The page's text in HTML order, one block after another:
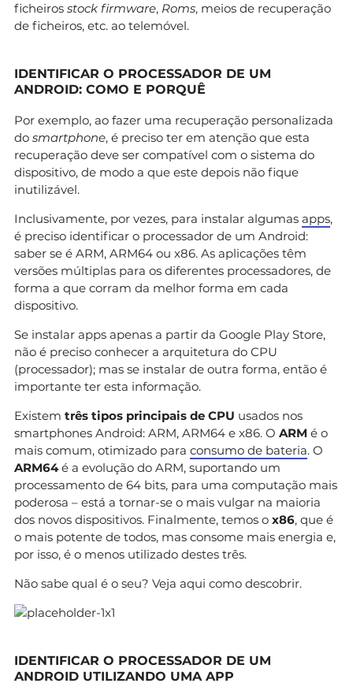
ficheiros stock firmware, Roms, meios de recuperação
de ficheiros, etc. ao telemóvel.
IDENTIFICAR O PROCESSADOR DE UM
ANDROID: COMO E PORQUÊ
Por exemplo, ao fazer uma recuperação personalizada
do smartphone, é preciso ter em atenção que esta
recuperação deve ser compatível com o sistema do
dispositivo, de modo a que este depois não fique
inutilizável.
Inclusivamente, por vezes, para instalar algumas apps,
é preciso identificar o processador de um Android:
saber se é ARM, ARM64 ou x86. As aplicações têm
versões múltiplas para os diferentes processadores, de
forma a que corram da melhor forma em cada
dispositivo.
Se instalar apps apenas a partir da Google Play Store,
não é preciso conhecer a arquitetura do CPU
(processador); mas se instalar de outra forma, então é
importante ter esta informação.
Existem três tipos principais de CPU usados nos
smartphones Android: ARM, ARM64 e x86. O ARM é o
mais comum, otimizado para consumo de bateria. O
ARM64é a evolução do ARM, suportando um
processamento de 64 bits, para uma computação mais
poderosa – está a tornar-se o mais vulgar na maioria
dos novos dispositivos. Finalmente, temos o x86, que é
o mais potente de todos, mas consome mais energia e,
por isso, é o menos utilizado destes três.
Não sabe qual é o seu? Veja aqui como descobrir.
IDENTIFICAR O PROCESSADOR DE UM
ANDROID UTILIZANDO UMA APP